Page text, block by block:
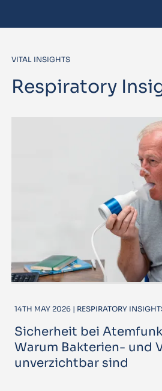
VITAL INSIGHTS
Respiratory
14TH MAY 2026 | RESPIRATORY
Sicherheit bei
Warum Bakterien- und
unverzichtbar sind